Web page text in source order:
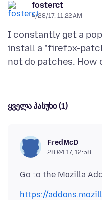
fosterct
4/28/17, 11:22 AM
I constantly get a
install a "firefox-
ყველა პასუხი (1)
FredMcD
28.04.17, 12:58
https://